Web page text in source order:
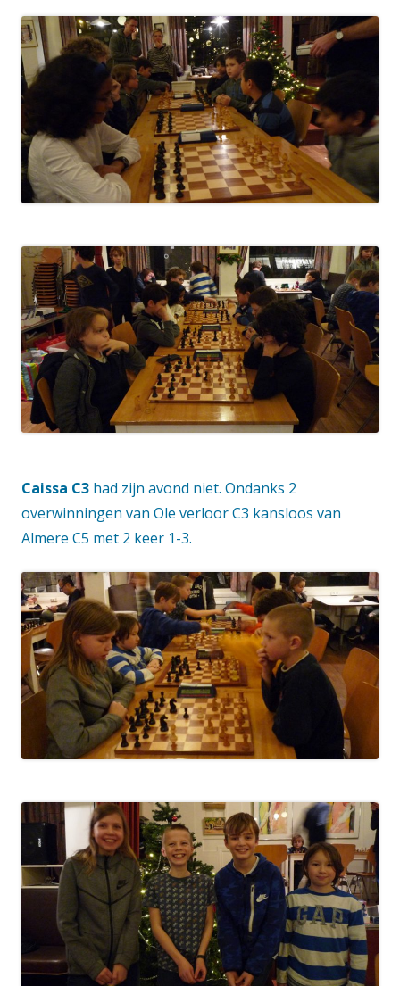
Caissa C3 had zijn avond niet. Ondanks 2
overwinningen van Ole verloor C3 kansloos van
Almere C5 met 2 keer 1-3.